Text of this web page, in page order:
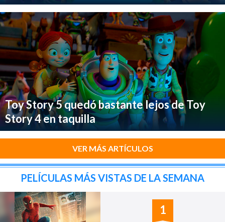
Toy Story 5 quedó bastante lejos de Toy
Story 4 en taquilla
VER MÁS ARTÍCULOS
PELÍCULAS MÁS VISTAS DE LA SEMANA
1